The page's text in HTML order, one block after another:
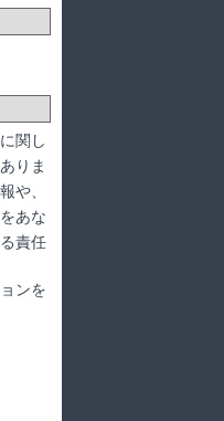
関し
りま
や、
あな
責任
ンを